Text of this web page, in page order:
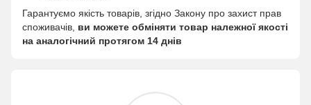
Гарантуємо якість товарів, згідно Закону про захист прав
споживачів, ви можете обміняти товар належної якості
на аналогічний протягом 14 днів